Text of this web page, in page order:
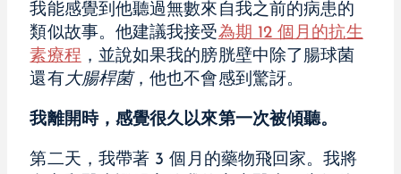
我能感覺到他聽過無數來自我之前的病患的
類似故事。他建議我接受為期 12 個月的抗生
素療程 ，並說如果我的膀胱壁中除了腸球菌
還有大腸桿菌，他也不會感到驚訝。
我離開時，感覺很久以來第一次被傾聽。
第二天，我帶著 3 個月的藥物飛回家。我將